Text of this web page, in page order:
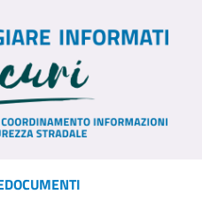
DOCUMENTI